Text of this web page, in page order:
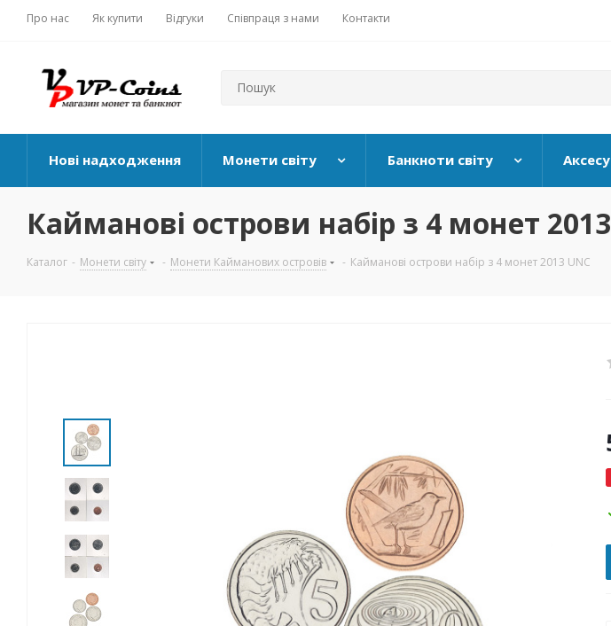
Про нас Як купити Відгуки Співпраця з нами Контакти
Нові надходження Монети світу Банкноти світу
Кайманові острови набір з 4 монет
Каталог - Монети світу - Монети Кайманових островів - Кайманові острови набір з 4 монет 2013 UNC